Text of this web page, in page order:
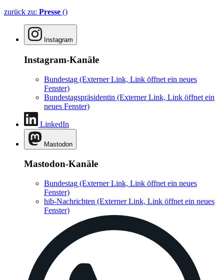
zurück zu: Presse ()
Instagram
Instagram-Kanäle
Bundestag (Externer Link, Link öffnet ein neues
Fenster)
Bundestagspräsidentin (Externer Link, Link öffnet ein
neues Fenster)
LinkedIn
Mastodon
Mastodon-Kanäle
Bundestag (Externer Link, Link öffnet ein neues
Fenster)
hib-Nachrichten (Externer Link, Link öffnet ein neues
Fenster)